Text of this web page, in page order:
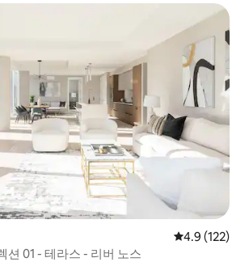
평점 4.9점(5
4.9 (122)
션 01 - 테라스 - 리버 노스